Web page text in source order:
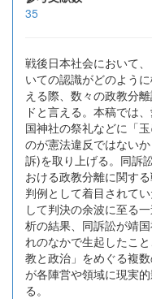
35
戦後日本社会において
いての認識がどのよう
える際、数々の政教分
ドと言える。本稿では
国神社の祭礼などに「
のが憲法違反ではない
訴)を取り上げる。同訴
おける政教分離に関す
判例として着目されて
して判決の余波に至る
析の結果、同訴訟が靖
れのなかで生起したこ
教と政治」をめぐる複
が各陣営や領域に現実
る。